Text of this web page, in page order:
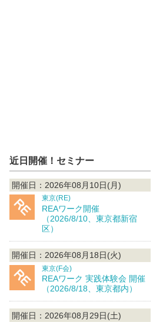
近日開催！セミナー
開催日：2026年08月10日(月)
東京(RE)
REAワーク開催
（2026/8/10、東京都新宿
区）
開催日：2026年08月18日(火)
東京(F会)
REAワーク 実践体験会 開催
（2026/8/18、東京都内）
開催日：2026年08月29日(土)